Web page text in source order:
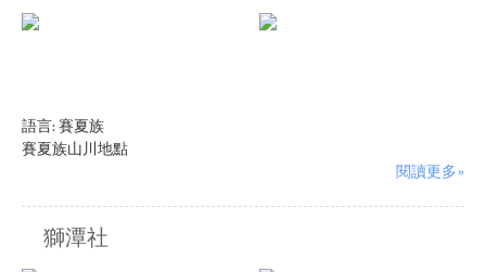
語言: 賽夏族
賽夏族山川地點
閱讀更多»
獅潭社